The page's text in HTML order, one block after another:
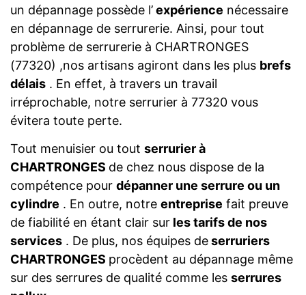
un dépannage possède l’expérience nécessaire
en dépannage de serrurerie. Ainsi, pour tout
problème de serrurerie à CHARTRONGES
(77320) ,nos artisans agiront dans les plus brefs
délais . En effet, à travers un travail
irréprochable, notre serrurier à 77320 vous
évitera toute perte.
Tout menuisier ou tout serrurier à
CHARTRONGES de chez nous dispose de la
compétence pour dépanner une serrure ou un
cylindre . En outre, notre entreprise fait preuve
de fiabilité en étant clair sur les tarifs de nos
services . De plus, nos équipes deserruriers
CHARTRONGES procèdent au dépannage même
sur des serrures de qualité comme les serrures